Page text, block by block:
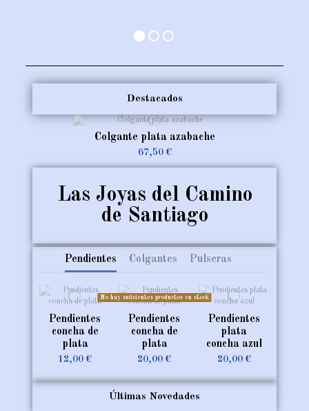
Destacados
Colgante plata azabache
67,50 €
Las Joyas del Camino
de Santiago
Pendientes Colgantes Pulseras
Pendientes
concha de
plata
12,00 €
No hay suficientes productos en stock
Pendientes
concha de
plata
20,00 €
Pendientes
plata
concha azul
20,00 €
Últimas Novedades